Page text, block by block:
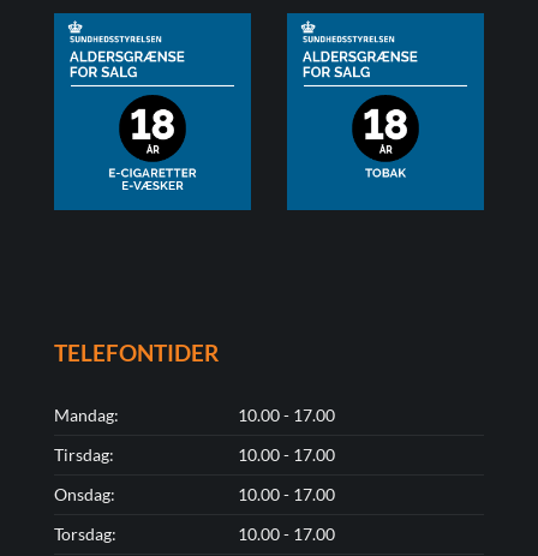
TELEFONTIDER
Mandag:
10.00 - 17.00
Tirsdag:
10.00 - 17.00
Onsdag:
10.00 - 17.00
Torsdag:
10.00 - 17.00